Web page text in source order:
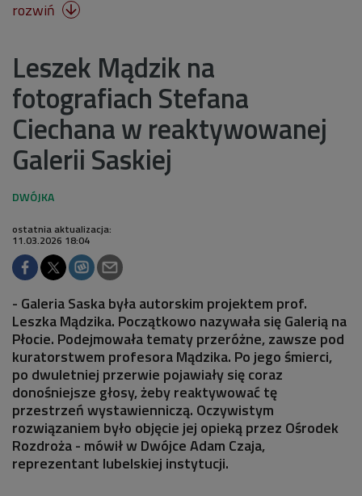
rozwiń 
Leszek Mądzik na
fotografiach Stefana
Ciechana w reaktywowanej
Galerii Saskiej
ostatnia aktualizacja:
11.03.2026 18:04
- Galeria Saska była autorskim projektem prof.
Leszka Mądzika. Początkowo nazywała się Galerią na
Płocie. Podejmowała tematy przeróżne, zawsze pod
kuratorstwem profesora Mądzika. Po jego śmierci,
po dwuletniej przerwie pojawiały się coraz
donośniejsze głosy, żeby reaktywować tę
przestrzeń wystawienniczą. Oczywistym
rozwiązaniem było objęcie jej opieką przez Ośrodek
Rozdroża - mówił w Dwójce Adam Czaja,
reprezentant lubelskiej instytucji.